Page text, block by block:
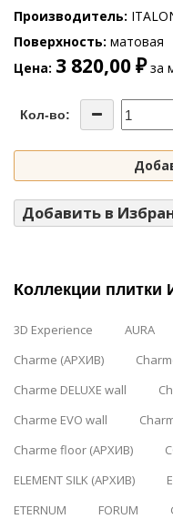
Производитель
Поверхность матовая
Цена 3 820,00 ₽за
Кол-во:
Добавить в
Коллекции плитки
3D Experience AURA
Charme (АРХИВ)
Charme DELUXE wall
Charme EVO wall
Charme floor (АРХИВ)
ELEMENT SILK (АРХИВ)
ETERNUM
FORUM